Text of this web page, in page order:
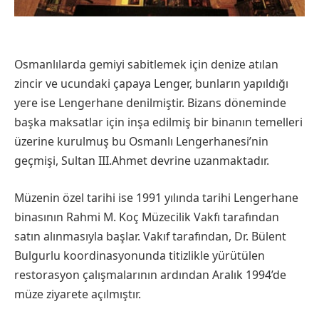
Osmanlılarda gemiyi sabitlemek için denize atılan
zincir ve ucundaki çapaya Lenger, bunların yapıldığı
yere ise Lengerhane denilmiştir. Bizans döneminde
başka maksatlar için inşa edilmiş bir binanın temelleri
üzerine kurulmuş bu Osmanlı Lengerhanesi’nin
geçmişi, Sultan III.Ahmet devrine uzanmaktadır.
Müzenin özel tarihi ise 1991 yılında tarihi Lengerhane
binasının Rahmi M. Koç Müzecilik Vakfı tarafından
satın alınmasıyla başlar. Vakıf tarafından, Dr. Bülent
Bulgurlu koordinasyonunda titizlikle yürütülen
restorasyon çalışmalarının ardından Aralık 1994’de
müze ziyarete açılmıştır.